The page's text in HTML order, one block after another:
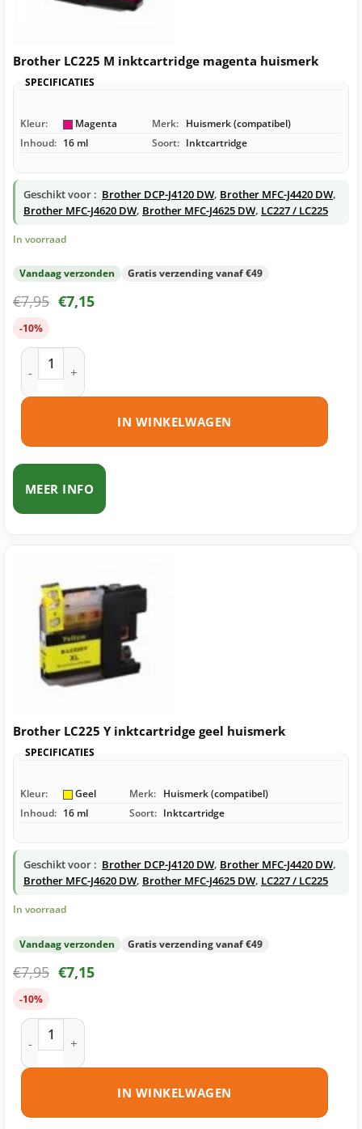
Brother LC225 M inktcartridge magenta huismerk
SPECIFICATIES
Kleur: Magenta Merk: Huismerk (compatibel)
Inhoud: 16 ml Soort: Inktcartridge
Geschikt voor : Brother DCP-J4120 DW, Brother MFC-J4420 DW,
Brother MFC-J4620 DW, Brother MFC-J4625 DW, LC227 / LC225
In voorraad
Vandaag verzonden Gratis verzending vanaf €49
€7,95 €7,15
-10%
Brother LC225 M inktcartridge magenta huismerk aantal
IN WINKELWAGEN
MEER INFO
Brother LC225 Y inktcartridge geel huismerk
SPECIFICATIES
Kleur: Geel Merk: Huismerk (compatibel)
Inhoud: 16 ml Soort: Inktcartridge
Geschikt voor : Brother DCP-J4120 DW, Brother MFC-J4420 DW,
Brother MFC-J4620 DW, Brother MFC-J4625 DW, LC227 / LC225
In voorraad
Vandaag verzonden Gratis verzending vanaf €49
€7,95 €7,15
-10%
Brother LC225 Y inktcartridge geel huismerk aantal
IN WINKELWAGEN